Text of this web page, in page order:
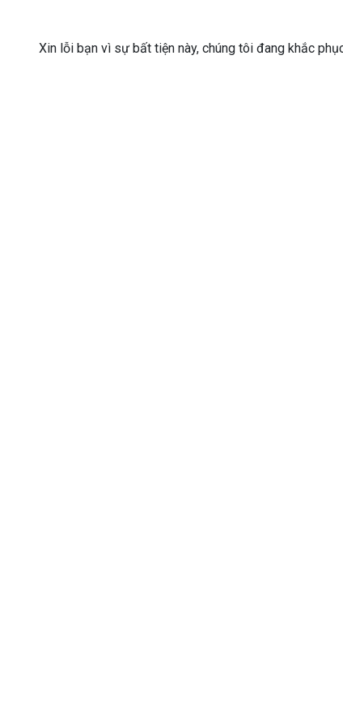
Xin lỗi bạn vì sự bất tiện này, chúng tôi đang khắc